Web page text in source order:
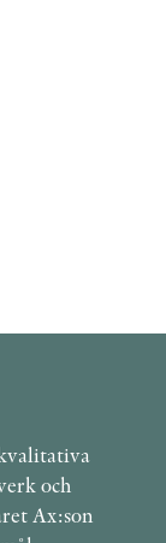
och
Ax:son